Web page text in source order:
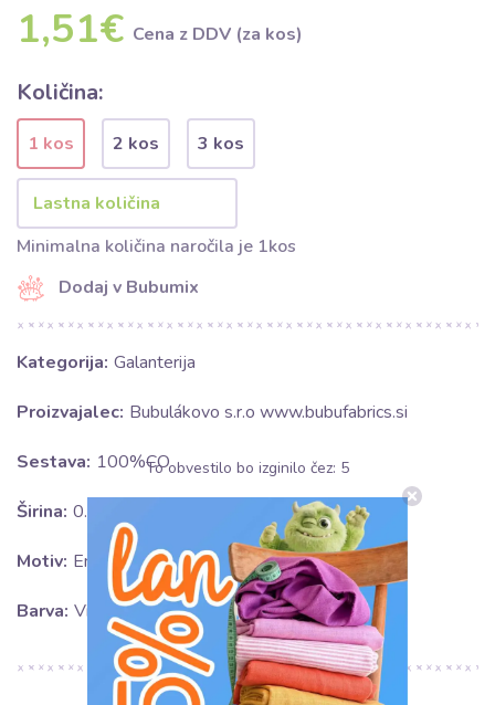
1,51€ Cena z DDV (za kos)
Količina:
1 kos 2 kos 3 kos
Minimalna količina naročila je 1kos
Dodaj v Bubumix
Kategorija: Galanterija
Proizvajalec: Bubulákovo s.r.o www.bubufabrics.si
Sestava: 100%CO
Širina: 0.5 cm
Motiv: Enobarvno
Barva: Vijolična
To obvestilo bo izginilo čez: 5